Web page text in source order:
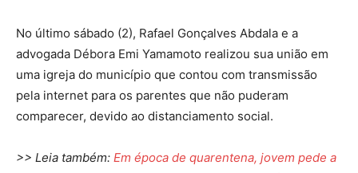
No último sábado (2), Rafael Gonçalves Abdala e a
advogada Débora Emi Yamamoto realizou sua união em
uma igreja do município que contou com transmissão
pela internet para os parentes que não puderam
comparecer, devido ao distanciamento social.
>> Leia também: Em época de quarentena, jovem pede a